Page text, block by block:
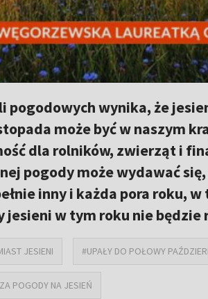
pogodowych wynika, że
może być w naszym
dla rolników, zwierząt i
pogody może wydawać
inny i każda pora roku,
jesieni w tym roku nie
JESIENI #UPAŁY DO POŁOWY
POGODY NA JESIEŃ